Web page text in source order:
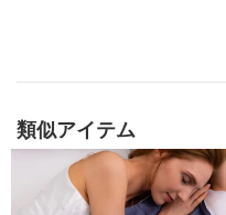
類似アイテム